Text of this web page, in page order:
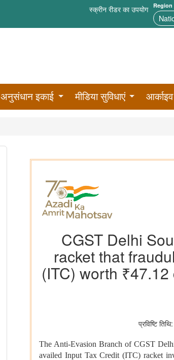
स्क्रीन रीडर का उपयोग Region
अनुसंधान इकाई मीडिया सुविधाएं आर्काइव